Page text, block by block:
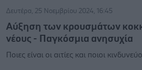
Δευτέρα, 25 Νοεμβρίου 2024, 16:45
Αύξηση των κρουσμάτων
νέους - Παγκόσμια ανησυχία
Ποιες είναι οι αιτίες και ποιοι